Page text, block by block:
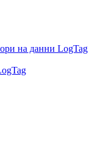
на данни LogTag